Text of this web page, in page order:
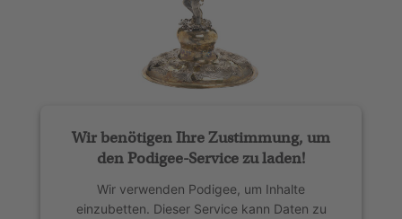
Wir benötigen Ihre Zustimmung, um
den Podigee-Service zu laden!
Wir verwenden Podigee, um Inhalte
einzubetten. Dieser Service kann Daten zu